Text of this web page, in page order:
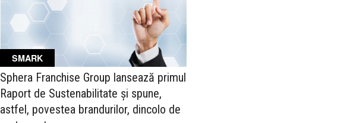
SMARK
Sphera Franchise Group lansează primul
Raport de Sustenabilitate și spune,
astfel, povestea brandurilor, dincolo de